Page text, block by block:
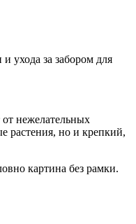
ухода за забором для
от нежелательных
растения, но и крепкий,
картина без рамки.